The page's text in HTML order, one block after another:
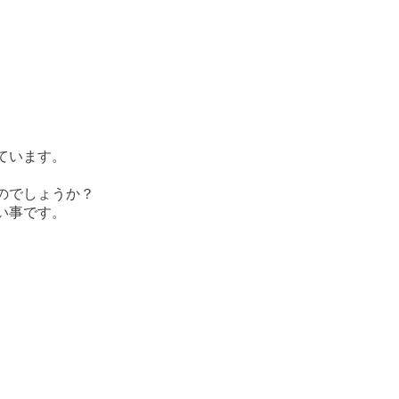
ます。
でしょうか？
です。